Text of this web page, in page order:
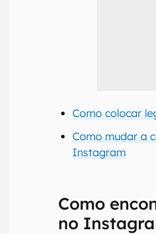
Como colocar
Como mudar a
Instagram
Como
no